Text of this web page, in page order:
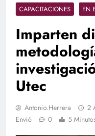
CAPACITACIONES EN
Imparten
Utec
Antonio.herrera
2
Envió
0 5